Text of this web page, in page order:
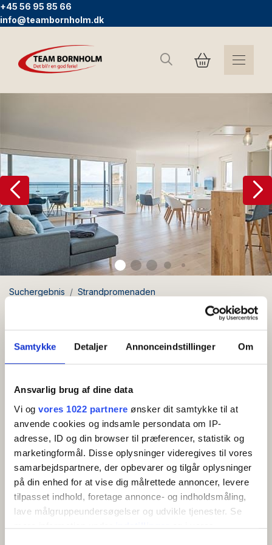
Samtykke Detaljer Annonceindstillinger Om
Ansvarlig brug af dine data
Vi og vores 1022 partnere ønsker dit samtykke til at
anvende cookies og indsamle persondata om IP-
adresse, ID og din browser til præferencer, statistik og
marketingformål. Disse oplysninger videregives til vores
samarbejdspartnere, der opbevarer og tilgår oplysninger
på din enhed for at vise dig målrettede annoncer, levere
tilpasset indhold, foretage annonce- og indholdsmåling,
lave målgruppeundersøgelser og udvikle tjenester. Se
mere information underindstillingerog i vores
+45 56 95 85 66
info@teambornholm.dk
Suchen
Suchergebnis
Strandpromenaden
Ferienwohnung (1A) für 4-6 Personen mit Meerblick
Ferienwohnung (1A) für 4-6
Personen mit Meerblick
Kostenloses
WLAN
Schöne Luxuswohnung von 110m2 mit
beeindruckendem Meerblick
Große und schöne Luxuswohnung von 110 m2 auf
zwei Ebenen. Das Erdgeschoss ist wie folgt
eingerichtet: Vom Eingangsbereich aus betreten Sie die
Mehr anzeigen
AMENITIES